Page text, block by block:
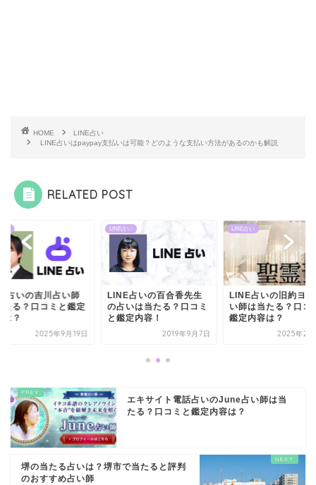
HOME
LINE占い
LINE占いはpaypay支払いは可能？どのような支払い方法があるのかも解説
RELATED POST
占いの吉川占い師
たる？口コミと鑑定
は？
2025年9月19日
LINE占い
LINE占いの百合香先生
の占いは当たる？口コミ
と鑑定内容！
2019年9月7日
LINE占い
LINE占いの旧約ヨ
い師は当たる？口コ
鑑定内容は？
2025年2
エキサイト電話占いのJune占い師は当
たる？口コミと鑑定内容は？
堺の当たる占いは？堺市で当たると評判
のおすすめ占い師